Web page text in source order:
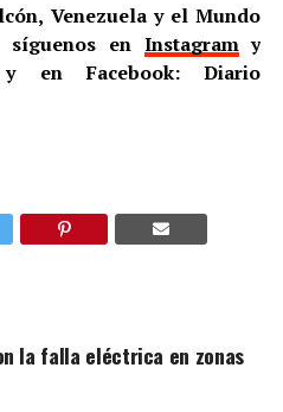
Venezuela y el Mundo
síguenos en Instagramy
en Facebook: Diario
la falla eléctrica en zonas